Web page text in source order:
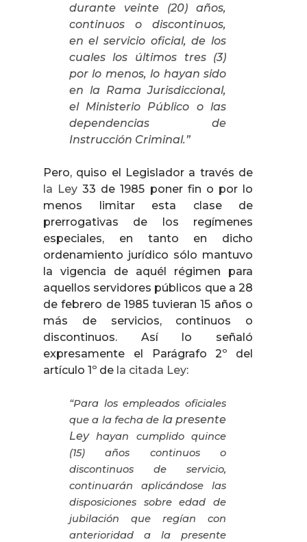
durante veinte (20) años,
continuos o discontinuos,
en el servicio oficial, de los
cuales los últimos tres (3)
por lo menos, lo hayan sido
en la Rama Jurisdiccional,
el Ministerio Público o las
dependencias de
Instrucción Criminal.”
Pero, quiso el Legislador a través de
la Ley 33 de 1985 poner fin o por lo
menos limitar esta clase de
prerrogativas de los regímenes
especiales, en tanto en dicho
ordenamiento jurídico sólo mantuvo
la vigencia de aquél régimen para
aquellos servidores públicos que a 28
de febrero de 1985 tuvieran 15 años o
más de servicios, continuos o
discontinuos. Así lo señaló
expresamente el Parágrafo 2º del
artículo 1º de la citada Ley:
“Para los empleados oficiales
que a la fecha de la presente
Leyhayan cumplido quince
(15) años continuos o
discontinuos de servicio,
continuarán aplicándose las
disposiciones sobre edad de
jubilación que regían con
anterioridad a la presente